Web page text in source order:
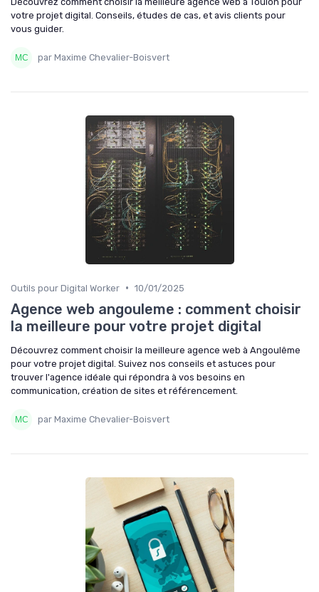
votre projet digital. Conseils, études de cas, et avis clients pour
vous guider.
par Maxime Chevalier-Boisvert
Outils pour Digital Worker • 10/01/2025
Agence web angouleme : comment choisir
la meilleure pour votre projet digital
Découvrez comment choisir la meilleure agence web à Angoulême
pour votre projet digital. Suivez nos conseils et astuces pour
trouver l'agence idéale qui répondra à vos besoins en
communication, création de sites et référencement.
par Maxime Chevalier-Boisvert